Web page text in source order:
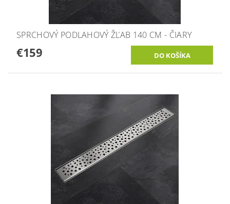
SPRCHOVÝ PODLAHOVÝ ŽĽAB 140 CM - ČIARY
€159